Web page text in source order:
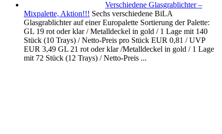
Verschiedene Glasgrablichter –
Mixpalette, Aktion!!! Sechs verschiedene BiLA
Glasgrablichter auf einer Europalette Sortierung der Palette:
GL 19 rot oder klar / Metalldeckel in gold / 1 Lage mit 140
Stück (10 Trays) / Netto-Preis pro Stück EUR 0,81 / UVP
EUR 3,49 GL 21 rot oder klar /Metalldeckel in gold / 1 Lage
mit 72 Stück (12 Trays) / Netto-Preis ...